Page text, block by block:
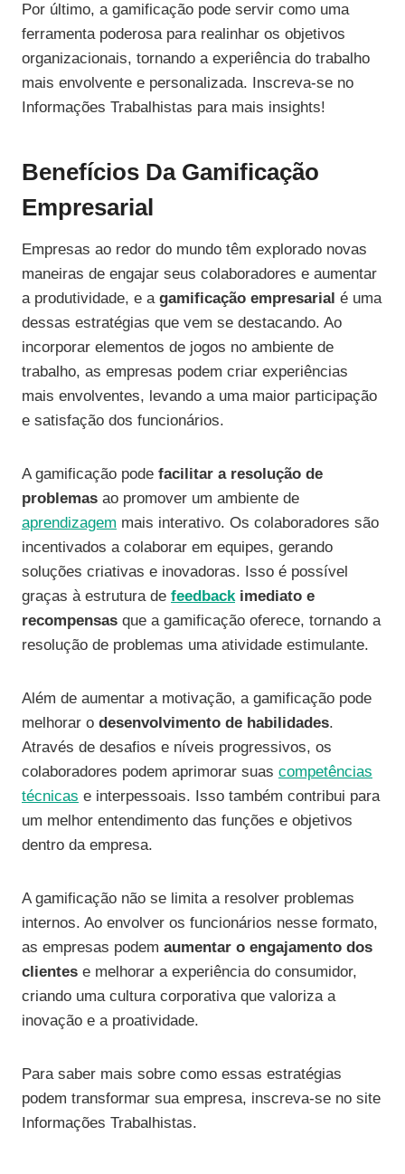
Por último, a gamificação pode servir como uma
ferramenta poderosa para realinhar os objetivos
organizacionais, tornando a experiência do trabalho
mais envolvente e personalizada. Inscreva-se no
Informações Trabalhistas para mais insights!
Benefícios Da Gamificação
Empresarial
Empresas ao redor do mundo têm explorado novas
maneiras de engajar seus colaboradores e aumentar
a produtividade, e a gamificação empresarial é uma
dessas estratégias que vem se destacando. Ao
incorporar elementos de jogos no ambiente de
trabalho, as empresas podem criar experiências
mais envolventes, levando a uma maior participação
e satisfação dos funcionários.
A gamificação pode facilitar a resolução de
problemas ao promover um ambiente de
aprendizagem mais interativo. Os colaboradores são
incentivados a colaborar em equipes, gerando
soluções criativas e inovadoras. Isso é possível
graças à estrutura de feedbackimediato e
recompensas que a gamificação oferece, tornando a
resolução de problemas uma atividade estimulante.
Além de aumentar a motivação, a gamificação pode
melhorar o desenvolvimento de habilidades.
Através de desafios e níveis progressivos, os
colaboradores podem aprimorar suas competências
técnicas e interpessoais. Isso também contribui para
um melhor entendimento das funções e objetivos
dentro da empresa.
A gamificação não se limita a resolver problemas
internos. Ao envolver os funcionários nesse formato,
as empresas podem aumentar o engajamento dos
clientes e melhorar a experiência do consumidor,
criando uma cultura corporativa que valoriza a
inovação e a proatividade.
Para saber mais sobre como essas estratégias
podem transformar sua empresa, inscreva-se no site
Informações Trabalhistas.